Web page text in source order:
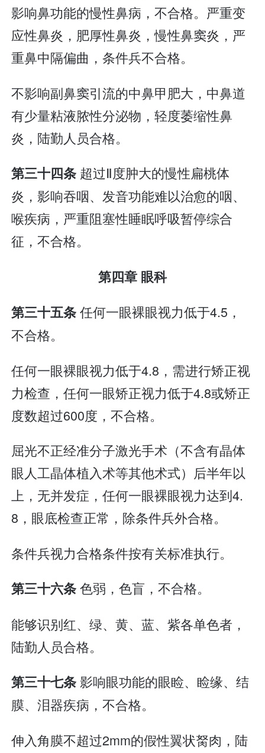
影响鼻功能的慢性鼻病，不合格。严重变
应性鼻炎，肥厚性鼻炎，慢性鼻窦炎，严
重鼻中隔偏曲，条件兵不合格。
不影响副鼻窦引流的中鼻甲肥大，中鼻道
有少量粘液脓性分泌物，轻度萎缩性鼻
炎，陆勤人员合格。
第三十四条 超过Ⅱ度肿大的慢性扁桃体
炎，影响吞咽、发音功能难以治愈的咽、
喉疾病，严重阻塞性睡眠呼吸暂停综合
征，不合格。
第四章 眼科
第三十五条任何一眼裸眼视力低于4.5，
不合格。
任何一眼裸眼视力低于4.8，需进行矫正视
力检查，任何一眼矫正视力低于4.8或矫正
度数超过600度，不合格。
屈光不正经准分子激光手术（不含有晶体
眼人工晶体植入术等其他术式）后半年以
上，无并发症，任何一眼裸眼视力达到4.
8，眼底检查正常，除条件兵外合格。
条件兵视力合格条件按有关标准执行。
第三十六条色弱，色盲，不合格。
能够识别红、绿、黄、蓝、紫各单色者，
陆勤人员合格。
第三十七条影响眼功能的眼睑、睑缘、结
膜、泪器疾病，不合格。
伸入角膜不超过2mm的假性翼状胬肉，陆